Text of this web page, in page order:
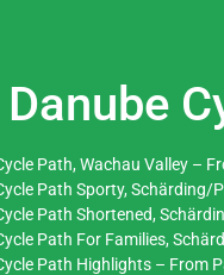
Path, Wachau Valley –
Path Sporty,
Path Shortened,
Path For Families,
Path Highlights – From